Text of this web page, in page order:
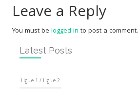
Leave a Reply
You must be logged in to post a comment.
Latest Posts
Ligue 1 / Ligue 2